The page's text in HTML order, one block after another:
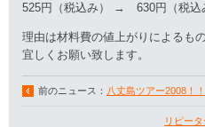
525円（税込み） → 630円（税込
理由は材料費の値上がりによるもの
宜しくお願い致します。
前のニュース： 八丈島ツアー2008！！
リピー